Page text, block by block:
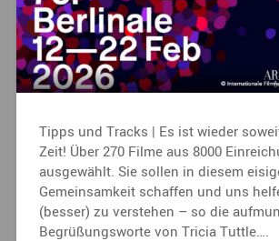
Tipps und Tracks | Es ist wieder
Zeit! Über 270 Filme aus 8000
ausgewählt. Sie sollen in diesem
Gemeinsamkeit schaffen und uns
(besser) zu verstehen – so die
Begrüßungsworte von Tricia Tuttle….